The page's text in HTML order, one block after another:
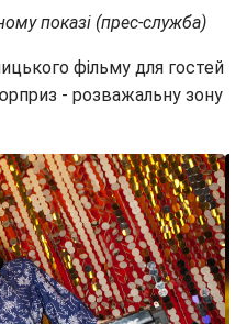
показі (прес-служба)
фільму для гостей
- розважальну зону